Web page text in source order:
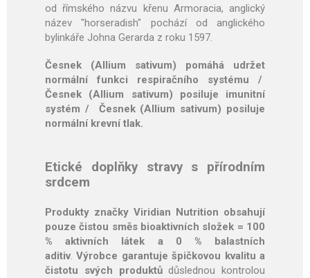
od římského názvu křenu Armoracia, anglický
název "horseradish" pochází od anglického
bylinkáře Johna Gerarda z roku 1597.
Česnek (Allium sativum) pomáhá udržet
normální funkci respiračního systému /
Česnek (Allium sativum) posiluje imunitní
systém / Česnek (Allium sativum) posiluje
normální krevní tlak.
Etické doplňky stravy s přírodním
srdcem
Produkty značky Viridian Nutrition obsahují
pouze čistou směs bioaktivních složek = 100
% aktivních látek a 0 % balastních
aditiv.Výrobce garantuje špičkovou kvalitu a
čistotu svých produktůdůslednou kontrolou